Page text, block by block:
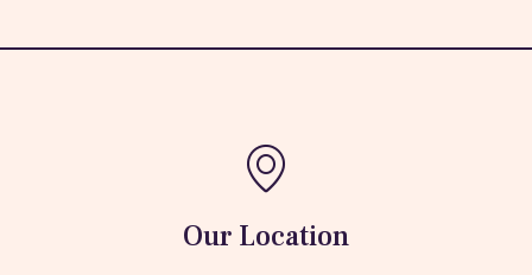
Our Location